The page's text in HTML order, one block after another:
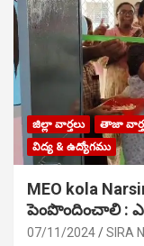
జిల్లా వార్తలు తాజా
విద్య & ఉద్యోగము
MEO kola
పెంపొందించాలి :
07/11/2024 SIRA